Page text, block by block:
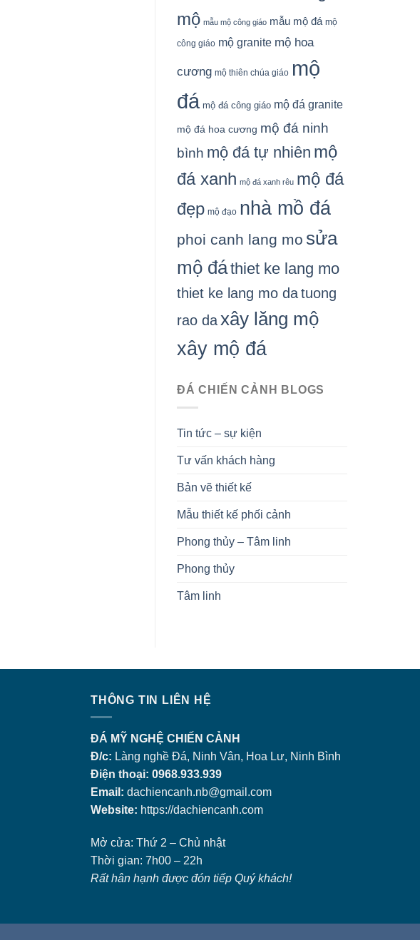
mộ mẫu mộ công giáo mẫu mộ đá mộ
công giáo mộ granite mộ hoa
cương mộ thiên chúa giáo mộ
đá mộ đá công giáo mộ đá granite
mộ đá hoa cương mộ đá ninh
bình mộ đá tự nhiên mộ
đá xanh mộ đá xanh rêu mộ đá
đẹp mộ đạo nhà mồ đá
phoi canh lang mo sửa
mộ đáthiet ke lang mo
thiet ke lang mo datuong
rao daxây lăng mộ
xây mộ đá
ĐÁ CHIẾN CẢNH BLOGS
Tin tức – sự kiện
Tư vấn khách hàng
Bản vẽ thiết kế
Mẫu thiết kế phối cảnh
Phong thủy – Tâm linh
Phong thủy
Tâm linh
THÔNG TIN LIÊN HỆ
ĐÁ MỸ NGHỆ CHIẾN CẢNH
Đ/c: Làng nghề Đá, Ninh Vân, Hoa Lư, Ninh Bình
Điện thoại: 0968.933.939
Email: dachiencanh.nb@gmail.com
Website: https://dachiencanh.com
Mở cửa: Thứ 2 – Chủ nhật
Thời gian: 7h00 – 22h
Rất hân hạnh được đón tiếp Quý khách!